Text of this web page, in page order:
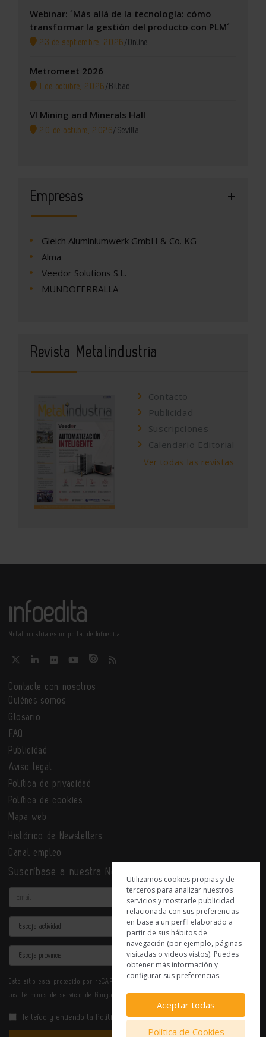
Webinar: ´Más allá de la tecnología: cómo
transformar la gestión del producto con PLM´
23 de septiembre, 2026 /Online
Metromeet 2026
1 de octubre, 2026 / Bilbao
VI Mining and Minerals Hall
20 de octubre, 2026/ Sevilla
Empresas
Gleich Aluminiumwerk GmbH & Co. KG
Alma
Veedor Solutions S.L.
MUNDOFERRALLA
Revista Metalindustria
Contacto
Publicidad
Suscripciones
Calendario Editorial
Ver todas las revistas
Metalindustria es un portal de Infoedita
Contacte con nosotros
Quiénes somos
Glosario
FAQ
Publicidad
Aviso legal
Política de privacidad
Política de cookies
Mapa web
Histórico de Newsletters
Canal empleo
Suscríbase a nuestra Newsletter
Email
Actividad
Provincia
Este sitio está protegido por reCAPTCHA y se aplican la
los Términos de servicio de Google.
He leído y entiendo la Política de Privacidad
Utilizamos cookies propias y de
terceros para analizar nuestros
servicios y mostrarle publicidad
relacionada con sus preferencias
en base a un perfil elaborado a
partir de sus hábitos de
navegación (por ejemplo, páginas
visitadas o videos vistos). Puedes
obtener más información y
configurar sus preferencias.
Aceptar todas
Política de Cookies